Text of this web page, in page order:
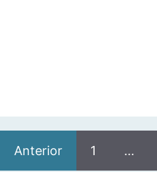
Anterior 1 …